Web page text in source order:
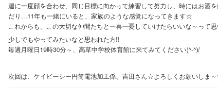
週に一度顔を合わせ、同じ目標に向かって練習して努力し、時にはお酒
だり…11年も一緒にいると、家族のような感覚になってきます☆
これからも、この大切な仲間たちと一喜一憂していけたらいいな～って
少しでもやってみたいなと思われた方!!
毎週月曜日19時30分～、高草中学校体育館に来てみてください(^-^)/
次回は、ケイビーシー円筒電池加工係、吉田さん☆よろしくお願いし